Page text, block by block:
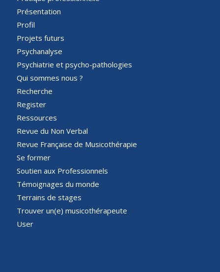
Présentation
Profil
Projets futurs
Psychanalyse
Psychiatrie et psycho-pathologies
Qui sommes nous ?
Recherche
Register
Ressources
Revue du Non Verbal
Revue Française de Musicothérapie
Se former
Soutien aux Professionnels
Témoignages du monde
Terrains de stages
Trouver un(e) musicothérapeute
User